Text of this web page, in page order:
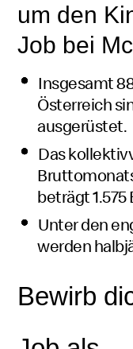
um den
Job bei
Insgesamt
Österreich
ausgerüstet.
Das
beträgt 1.575
Unter den
werden
Bewirb